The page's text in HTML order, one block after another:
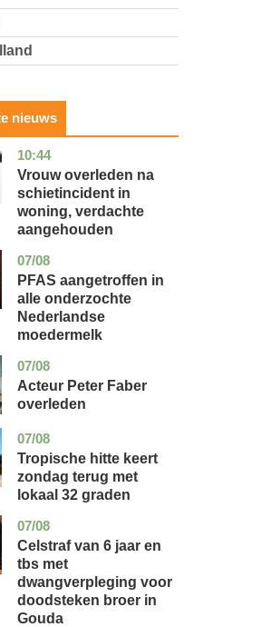
nieuws
10:44
zuid-
holland
nieuws
Vrouw overleden na
schietincident in
woning, verdachte
aangehouden
07/08
utrecht
gezondheid
PFAS aangetroffen in
alle onderzochte
Nederlandse
moedermelk
07/08
noord-
holland
glossy
Acteur Peter Faber
overleden
07/08
utrecht
nieuws
Tropische hitte keert
zondag terug met
lokaal 32 graden
07/08
zuid-
holland
nieuws
Celstraf van 6 jaar en
tbs met
dwangverpleging voor
doodsteken broer in
Gouda